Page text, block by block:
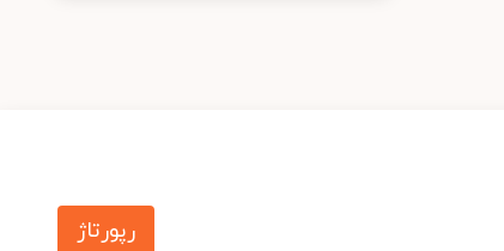
رپورتاژ